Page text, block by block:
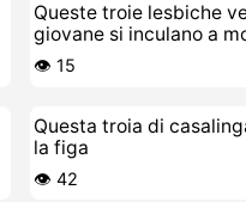
Queste troie lesbiche
giovane si inculano a
lo strapon
👁️ 15
Questa troia di
la figa
👁️ 42